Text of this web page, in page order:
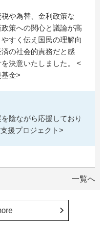
や為替、金利政策な
策への関心と議論が高
すく伝え国民の理解向
の社会的責務だと感
決意いたしました。 <
金>
陰ながら応援しており
援プロジェクト>
の植物で繋がっている。
地球や室内の空気清浄、
の学会でも、子供たち
を伝えていってほし
一覧へ